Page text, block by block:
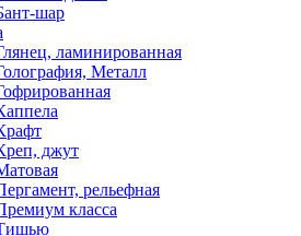
шар
ламинированная
Металл
джут
рельефная
класса